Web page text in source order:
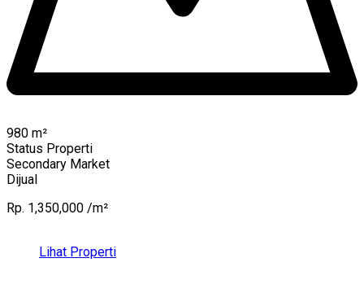
980 m²
Status Properti
Secondary Market
Dijual
Rp. 1,350,000 /m²
Lihat Properti